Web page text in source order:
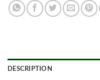
DESCRIPTION